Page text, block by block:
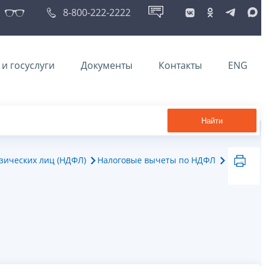
8-800-222-2222
госуслуги Документы Контакты ENG
Найти
лиц (НДФЛ)
Налоговые вычеты по НДФЛ